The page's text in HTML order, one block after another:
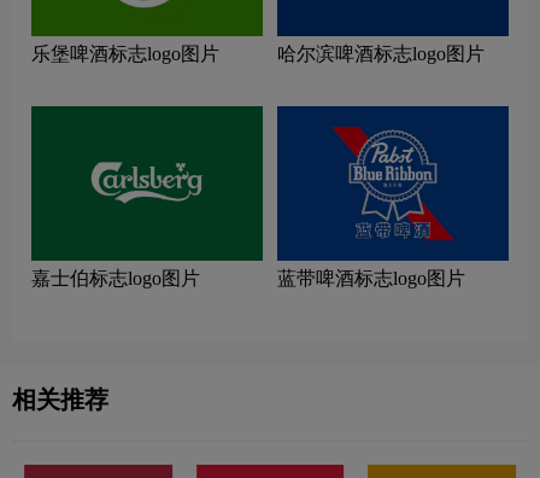
乐堡啤酒标志logo图片 哈尔滨啤酒标志logo图片
嘉士伯标志logo图片 蓝带啤酒标志logo图片
相关推荐